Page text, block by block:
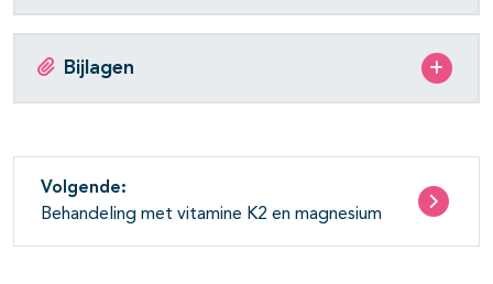
Bijlagen
Volgende:
Behandeling met vitamine K2 en magnesium